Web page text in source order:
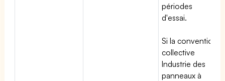
périodes
d'essai.
Si la convention
collective
Industrie des
panneaux à